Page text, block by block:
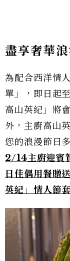
盡享奢華
為配合西洋情
單」，即日起
高山英紀」將
外，主廚高山
您的浪漫節日
2/14主廚迎賓
日佳偶用餐贈
英紀」情人節